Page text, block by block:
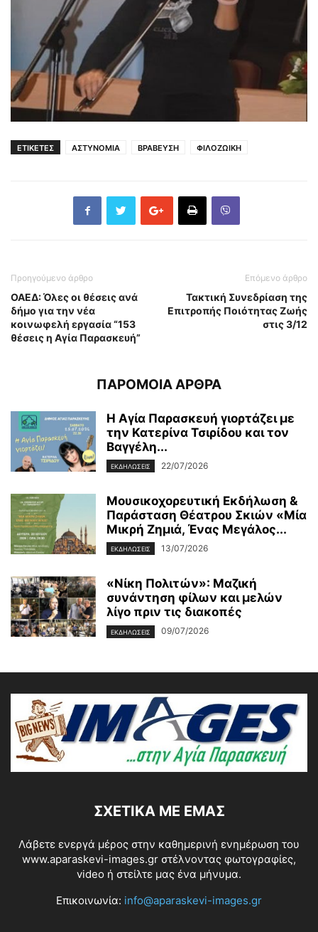
ΕΤΙΚΕΤΕΣ ΑΣΤΥΝΟΜΙΑ ΒΡΑΒΕΥΣΗ ΦΙΛΟΖΩΙΚΗ
Προηγούμενο άρθρο
ΟΑΕΔ: Όλες οι θέσεις ανά
δήμο για την νέα
κοινωφελή εργασία “153
θέσεις η Αγία Παρασκευή”
Επόμενο άρθρο
Τακτική Συνεδρίαση της
Επιτροπής Ποιότητας Ζωής
στις 3/12
ΠΑΡΟΜΟΙΑ ΑΡΘΡΑ
Η Αγία Παρασκευή γιορτάζει με
την Κατερίνα Τσιρίδου και τον
Βαγγέλη...
ΕΚΔΗΛΩΣΕΙΣ 22/07/2026
Μουσικοχορευτική Εκδήλωση &
Παράσταση Θέατρου Σκιών «Μία
Μικρή Ζημιά, Ένας Μεγάλος...
ΕΚΔΗΛΩΣΕΙΣ 13/07/2026
«Νίκη Πολιτών»: Μαζική
συνάντηση φίλων και μελών
λίγο πριν τις διακοπές
ΕΚΔΗΛΩΣΕΙΣ 09/07/2026
ΣΧΕΤΙΚΆ ΜΕ ΕΜΆΣ
Λάβετε ενεργά μέρος στην καθημερινή ενημέρωση του
www.aparaskevi-images.gr στέλνοντας φωτογραφίες,
video ή στείλτε μας ένα μήνυμα.
Επικοινωνία: info@aparaskevi-images.gr